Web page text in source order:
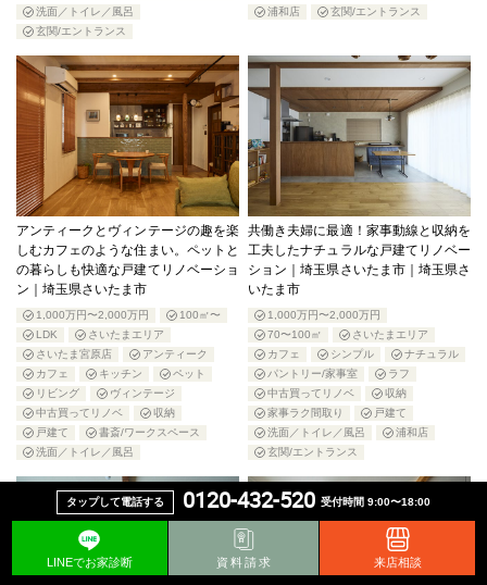
タップして電話する 0120-432-520 受付時間 9:00〜18:00
LINEでお家診断 資料請求 来店相談
洗面／トイレ／風呂
玄関/エントランス
浦和店
玄関/エントランス
アンティークとヴィンテージの趣を楽
しむカフェのような住まい。ペットと
の暮らしも快適な戸建てリノベーショ
ン｜埼玉県さいたま市
1,000万円〜2,000万円
100㎡〜
LDK
さいたまエリア
さいたま宮原店
アンティーク
カフェ
キッチン
ペット
リビング
ヴィンテージ
中古買ってリノベ
収納
戸建て
書斎/ワークスペース
洗面／トイレ／風呂
共働き夫婦に最適！家事動線と収納を
工夫したナチュラルな戸建てリノベー
ション｜埼玉県さいたま市｜埼玉県さ
いたま市
1,000万円〜2,000万円
70〜100㎡
さいたまエリア
カフェ
シンプル
ナチュラル
パントリー/家事室
ラフ
中古買ってリノベ
収納
家事ラク間取り
戸建て
洗面／トイレ／風呂
浦和店
玄関/エントランス